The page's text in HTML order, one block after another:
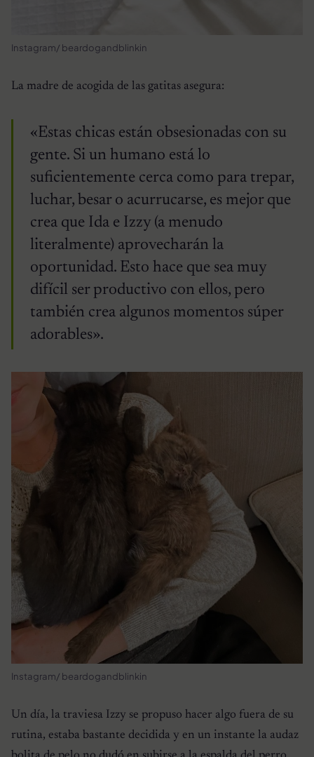
Instagram/ beardogandblinkin
La madre de acogida de las gatitas asegura:
«Estas chicas están obsesionadas con su
gente. Si un humano está lo
suficientemente cerca como para trepar,
luchar, besar o acurrucarse, es mejor que
crea que Ida e Izzy (a menudo
literalmente) aprovecharán la
oportunidad. Esto hace que sea muy
difícil ser productivo con ellos, pero
también crea algunos momentos súper
adorables».
Instagram/ beardogandblinkin
Un día, la traviesa Izzy se propuso hacer algo fuera de su
rutina, estaba bastante decidida y en un instante la audaz